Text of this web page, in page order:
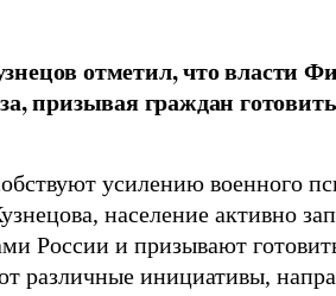
отметил, что власти
призывая граждан
усилению военного
население активно
России и призывают
различные инициативы,